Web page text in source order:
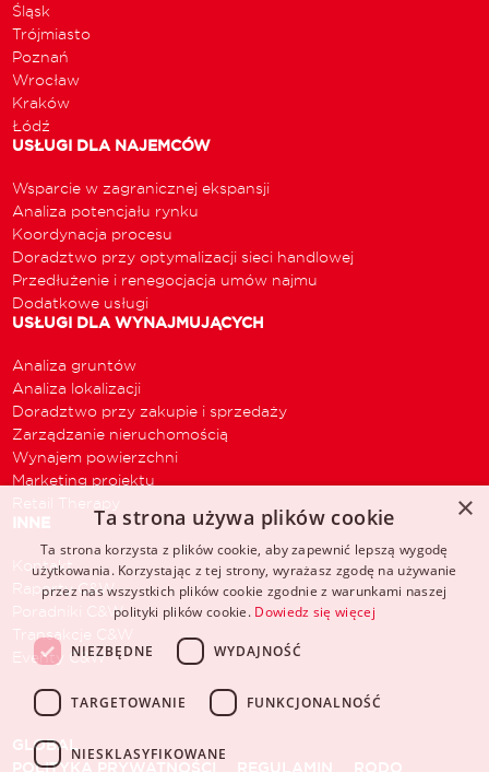
Śląsk
Trójmiasto
Poznań
Wrocław
Kraków
Łódź
USŁUGI DLA NAJEMCÓW
Wsparcie w zagranicznej ekspansji
Analiza potencjału rynku
Koordynacja procesu
Doradztwo przy optymalizacji sieci handlowej
Przedłużenie i renegocjacja umów najmu
Dodatkowe usługi
USŁUGI DLA WYNAJMUJĄCYCH
Analiza gruntów
Analiza lokalizacji
Doradztwo przy zakupie i sprzedaży
Zarządzanie nieruchomością
Wynajem powierzchni
Marketing projektu
Retail Therapy
INNE
Kontakt
Raporty C&W
Poradniki C&W
Transakcje C&W
Eventy C&W
GLOBAL
POLITYKA PRYWATNOŚCI
REGULAMIN RODO
×
Ta strona używa plików cookie
Ta strona korzysta z plików cookie, aby zapewnić lepszą wygodę
użytkowania. Korzystając z tej strony, wyrażasz zgodę na używanie
przez nas wszystkich plików cookie zgodnie z warunkami naszej
polityki plików cookie. Dowiedz się więcej
NIEZBĘDNE WYDAJNOŚĆ
TARGETOWANIE FUNKCJONALNOŚĆ
NIESKLASYFIKOWANE